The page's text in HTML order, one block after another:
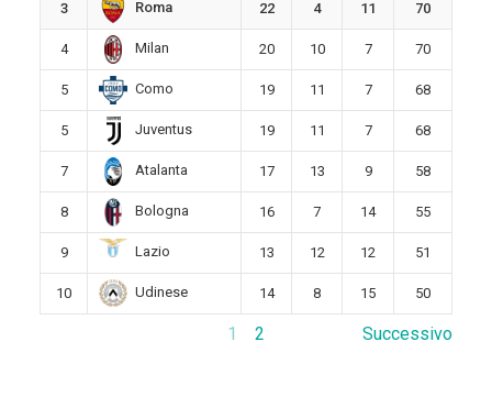
3 Roma 22 4 11 70
4 Milan 20 10 7 70
5 Como 19 11 7 68
5 Juventus 19 11 7 68
7 Atalanta 17 13 9 58
8 Bologna 16 7 14 55
9 Lazio 13 12 12 51
10 Udinese 14 8 15 50
1 2 Successivo